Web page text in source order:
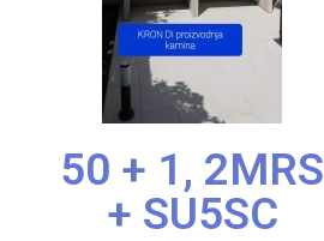
50 + 1, 2MRS
+ SU5SC